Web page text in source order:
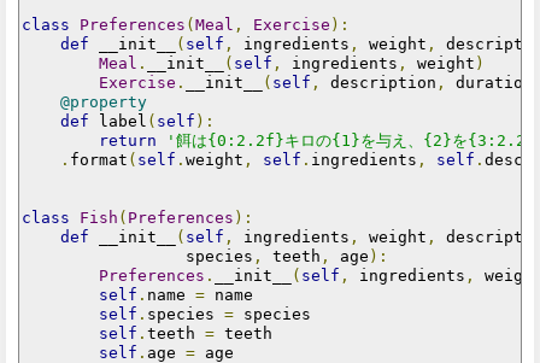
class Preferences ( Meal , Exercise ):
def __init__ ( self , ingredients , weight ,
Meal . __init__ ( self , ingredients , weight )
Exercise . __init__ ( self , description , duration
@property
def label ( self ):
return
'餌は{0:2.2f}キロの{1}を与え、{2}を{3:2.2f}
. format ( self . weight , self . ingredients , self .
class Fish ( Preferences ):
def __init__ ( self , ingredients , weight ,
                 species
, teeth , age ):
Preferences . __init__ ( self , ingredients ,
self . name = name
self . species = species
self . teeth = teeth
self . age = age